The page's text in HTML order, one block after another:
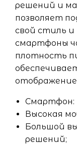
решений и
позволяет
свой стиль и
смартфоны
плотность
Смартфон:
Высокая
Большой
решений;